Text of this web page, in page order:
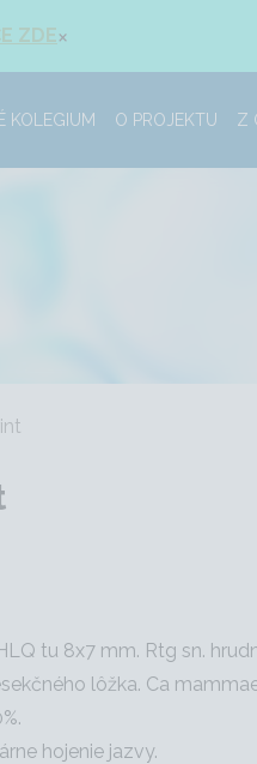
ZDE×
KOLEGIUM O PROJEKTU Z
tu 8x7 mm. Rtg sn.
lôžka. Ca
hojenie jazvy.